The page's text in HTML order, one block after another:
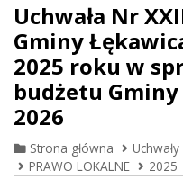
Uchwała Nr
Gminy
2025 roku w
budżetu
2026
Strona główna
PRAWO LOKALNE
2025